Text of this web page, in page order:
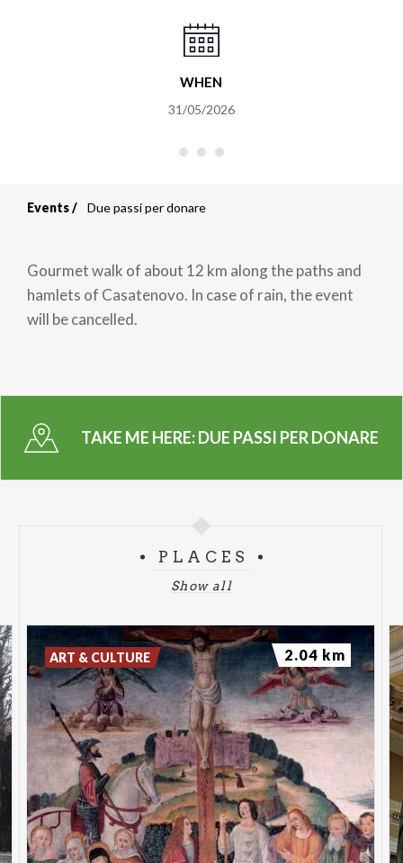
WHEN
31/05/2026
Breadcrumb
Events Due passi per donare
Gourmet walk of about 12 km along the paths and
hamlets of Casatenovo. In case of rain, the event
will be cancelled.
TAKE ME HERE:DUE PASSI PER DONARE
PLACES
Show all
ART & CULTURE 2.04 km